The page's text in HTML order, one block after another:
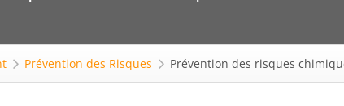
Prévention des Risques Prévention des risques